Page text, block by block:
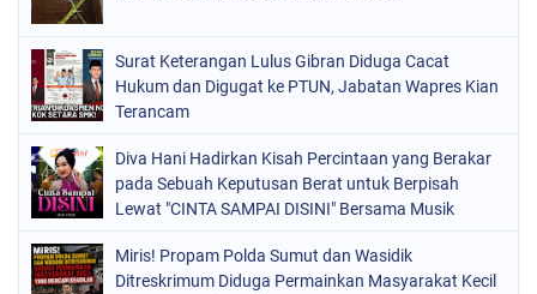
Surat Keterangan Lulus Gibran Diduga Cacat
Hukum dan Digugat ke PTUN, Jabatan Wapres Kian
Terancam
Diva Hani Hadirkan Kisah Percintaan yang Berakar
pada Sebuah Keputusan Berat untuk Berpisah
Lewat "CINTA SAMPAI DISINI" Bersama Musik
Miris! Propam Polda Sumut dan Wasidik
Ditreskrimum Diduga Permainkan Masyarakat Kecil